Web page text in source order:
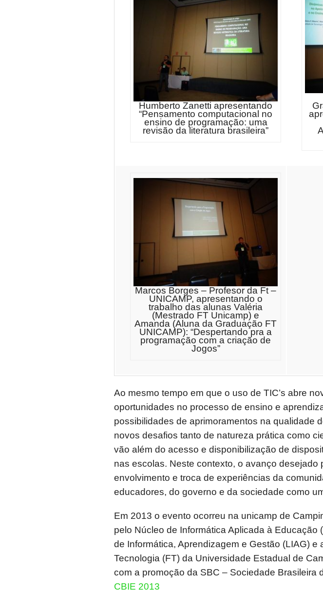
Humberto Zanetti apresentando
“Pensamento computacional no
ensino de programação: uma
revisão da literatura brasileira”
Marcos Borges – Profesor da Ft –
UNICAMP, apresentando o
trabalho das alunas Valéria
(Mestrado FT Unicamp) e
Amanda (Aluna da Graduação FT
UNICAMP): “Despertando pra a
programação com a criação de
Jogos”
Ao mesmo tempo em que o uso de TIC’s abre
oportunidades no processo de ensino e
possibilidades de aprimoramentos na qualidade
novos desafios tanto de natureza prática como
vão além do acesso e disponibilização de
nas escolas. Neste contexto, o avanço desejado
envolvimento e troca de experiências da
educadores, do governo e da sociedade como
Em 2013 o evento ocorreu na unicamp de
pelo Núcleo de Informática Aplicada à Educação
de Informática, Aprendizagem e Gestão (LIAG) e
Tecnologia (FT) da Universidade Estadual de
com a promoção da SBC – Sociedade Brasileira
CBIE 2013